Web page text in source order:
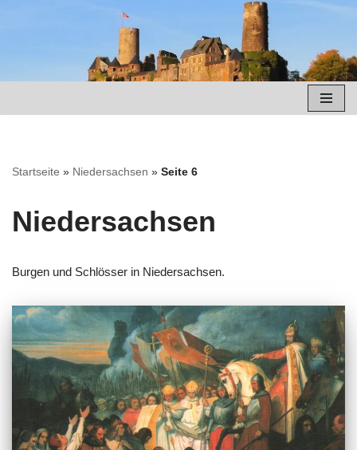
springen
Startseite » Niedersachsen » Seite 6
Niedersachsen
Burgen und Schlösser in Niedersachsen.